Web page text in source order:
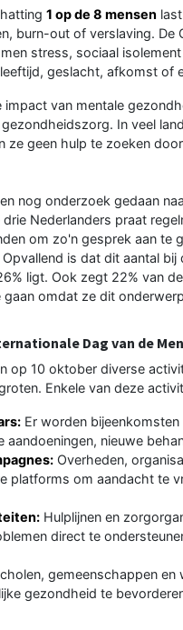
1 op de 8 mensen
burn-out of verslaving.
stress, sociaal
geslacht, afkomst of
van mentale
In veel
ze geen hulp te zoeken
nog onderzoek gedaan
Nederlanders praat
om zo'n gesprek aan te
is dat dit aantal
ligt. Ook zegt 22% van
omdat ze dit
Dag van de
op 10 oktober diverse
Enkele van deze
Er worden
nieuwe
Overheden,
platforms om aandacht te
Hulplijnen en
direct te
gemeenschappen en
gezondheid te